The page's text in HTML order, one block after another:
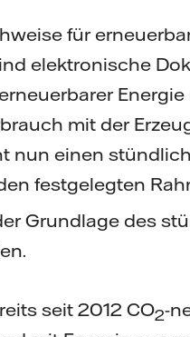
für
elektronische
mit der
nun einen
festgelegten
Grundlage des
seit 2012 CO2-